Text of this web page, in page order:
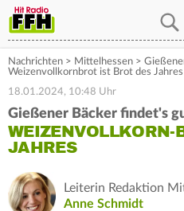
Nachrichten > Mittelhessen >
Weizenvollkornbrot ist Brot des Jahres
18.01.2024, 10:48 Uhr
Gießener Bäcker findet's
WEIZENVOLLKORN-
JAHRES
Leiterin Redaktion
Anne Schmidt